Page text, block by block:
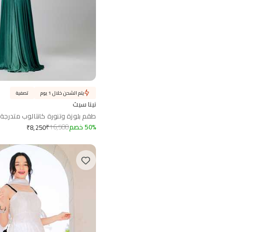
نينا سيث
طقم بلوزة وتنورة كانتالوب متدرجة
₹8,250₹16,500 50% خصم
يتم الشحن خلال 1 يوم تصفية